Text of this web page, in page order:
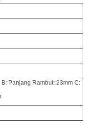
Panjang Rambut: 23mm C: